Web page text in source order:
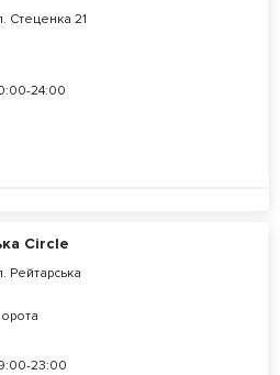
Стеценка 21
24:00
Circle
Рейтарська
23:00